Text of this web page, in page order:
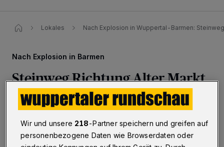
Lokales Nach Explosion in Wuppertal-Barmen:
Nach Explosion in Barmen
Steinweg Richtung Alter Markt
wieder frei
Wuppertal·Der Steinweg in Wuppertal-Barmen ist
zwischen der Autobahn 46 und dem Alten Markt
wieder befahrbar. Ein Teil der Straße musste wegen
Wir und unsere 218-Partner speichern und greifen auf
personenbezogene Daten wie Browserdaten oder